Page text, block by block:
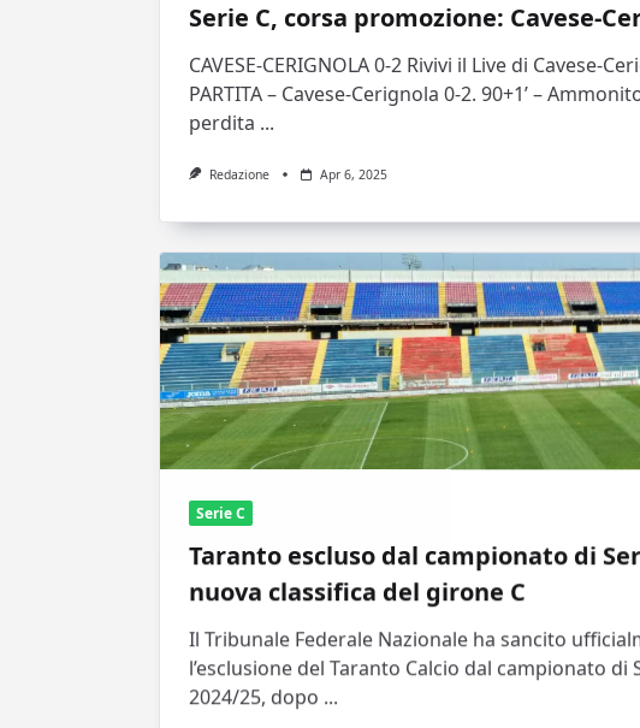
Serie C, corsa promozione: Cavese-
CAVESE-CERIGNOLA 0-2 Rivivi il Live di Cavese-
PARTITA – Cavese-Cerignola 0-2. 90+1’ –
perdita ...
Redazione Apr 6, 2025
Serie C
Taranto escluso dal campionato di
nuova classifica del girone C
Il Tribunale Federale Nazionale ha sancito
l’esclusione del Taranto Calcio dal campionato di
2024/25, dopo ...